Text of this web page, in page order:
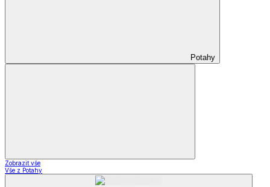
Potahy
Zobrazit vše
Vše z Potahy